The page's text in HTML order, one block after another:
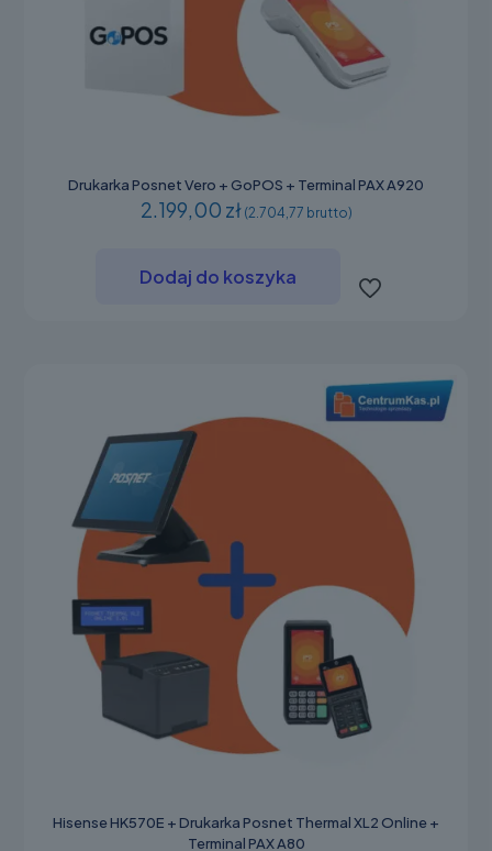
Drukarka Posnet Vero + GoPOS + Terminal PAX A920
2.199,00 zł (2.704,77 brutto)
Dodaj do koszyka
Hisense HK570E + Drukarka Posnet Thermal XL2 Online +
Terminal PAX A80